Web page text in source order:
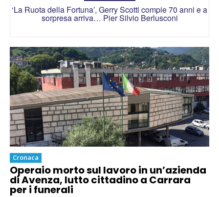
Ascolti tv, ‘Tim Summer Hits’ vince prime time con il
14,5% di share
‘La Ruota della Fortuna’, Gerry Scotti compie 70 anni e a
sorpresa arriva… Pier Silvio Berlusconi
Cronaca
Operaio morto sul lavoro in un’azienda
di Avenza, lutto cittadino a Carrara
per i funerali